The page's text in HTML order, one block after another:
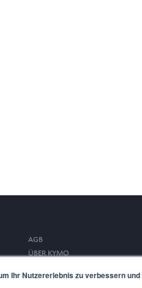
Ihr Nutzererlebnis zu verbessern
AGB
ÜBER KYMO
DATENSCHUTZ